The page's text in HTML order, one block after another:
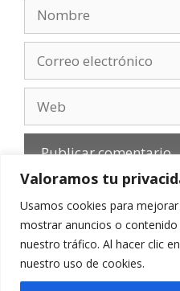
Valoramos tu
Usamos cookies para
mostrar anuncios o
nuestro tráfico. Al hacer clic
nuestro uso de cookies.
electrónico
Aviso Legal-Política